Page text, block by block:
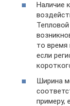
Наличие
то время
если
Ширина
примеру,